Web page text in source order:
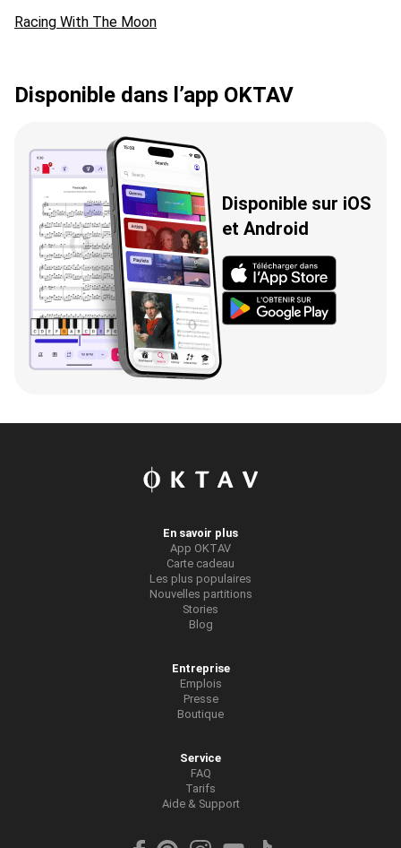
Racing With The Moon
Disponible dans l’app OKTAV
Disponible sur iOS
et Android
En savoir plus
App OKTAV
Carte cadeau
Les plus populaires
Nouvelles partitions
Stories
Blog
Entreprise
Emplois
Presse
Boutique
Service
FAQ
Tarifs
Aide & Support